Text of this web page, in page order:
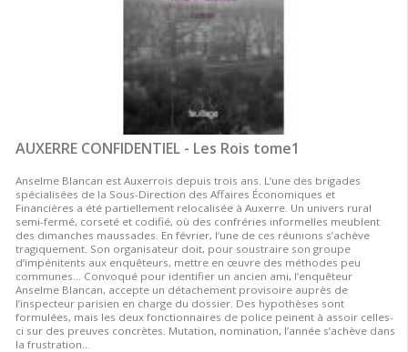
AUXERRE CONFIDENTIEL - Les Rois tome1
Anselme Blancan est Auxerrois depuis trois ans. L’une des brigades
spécialisées de la Sous-Direction des Affaires Économiques et
Financières a été partiellement relocalisée à Auxerre. Un univers rural
semi-fermé, corseté et codifié, où des confréries informelles meublent
des dimanches maussades. En février, l’une de ces réunions s’achève
tragiquement. Son organisateur doit, pour soustraire son groupe
d’impénitents aux enquêteurs, mettre en œuvre des méthodes peu
communes… Convoqué pour identifier un ancien ami, l’enquêteur
Anselme Blancan, accepte un détachement provisoire auprès de
l’inspecteur parisien en charge du dossier. Des hypothèses sont
formulées, mais les deux fonctionnaires de police peinent à assoir celles-
ci sur des preuves concrètes. Mutation, nomination, l’année s’achève dans
la frustration…